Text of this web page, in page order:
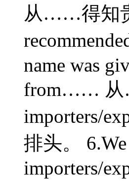
从……得知
name was
from…… 从
importers/
排头。 6.We
importers/